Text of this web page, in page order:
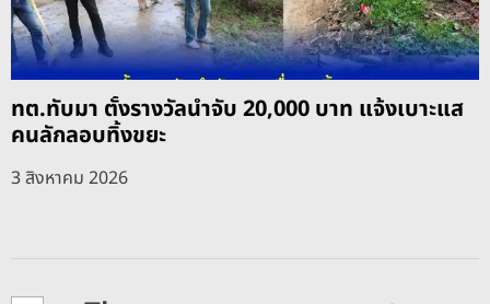
ทต.ทับมา ตั้งรางวัลนำจับ 20,000 บาท แจ้งเบาะแส
คนลักลอบทิ้งขยะ
3 สิงหาคม 2026